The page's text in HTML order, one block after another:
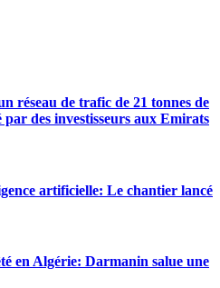
réseau de trafic de 21 tonnes de
des investisseurs aux Emirats
artificielle: Le chantier lancé
en Algérie: Darmanin salue une